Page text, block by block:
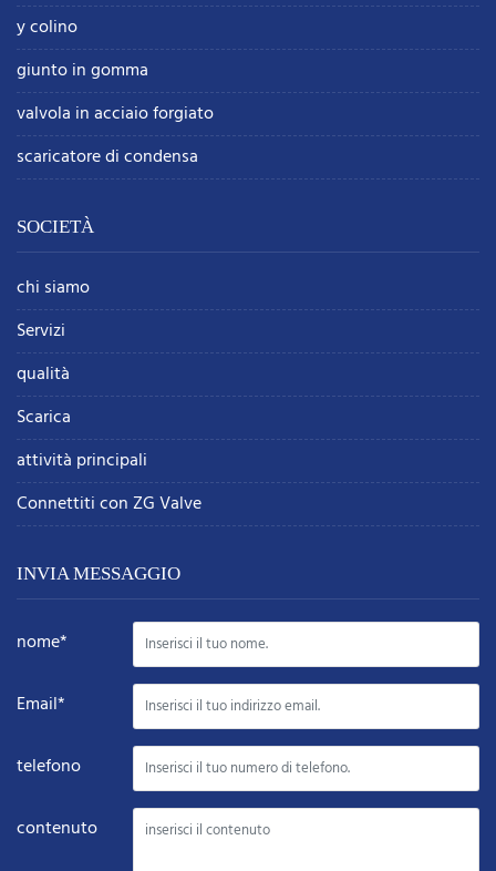
y colino
giunto in gomma
valvola in acciaio forgiato
scaricatore di condensa
SOCIETÀ
chi siamo
Servizi
qualità
Scarica
attività principali
Connettiti con ZG Valve
INVIA MESSAGGIO
nome*
Email*
telefono
contenuto